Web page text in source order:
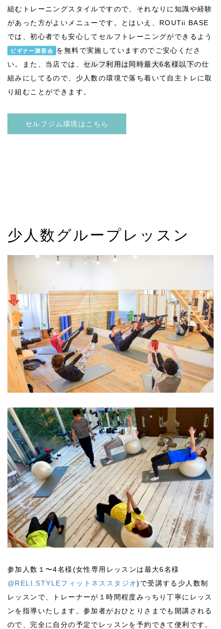
組むトレーニングスタイルですので、それなりに知識や経験
があった方がよいメニューです。とはいえ、ROUTii BASE
では、初心者でも安心してセルフトレーニングができるよう
ビギナー講習会
を無料で実施していますのでご安心くださ
い。また、当店では、 セルフ利用は同時最大6名様以下の仕
組みにしてるので、少人数の環境で落ち着いて自主トレに取
り組むことができます。
セルフジム環境はこちら
少人数グループレッスン
参加人数１〜4名様(女性専用レッスンは最大6名様
@RELI.STYLEフィットネススタジオ)で受講する少人数制
レッスンで、トレーナーが１時間程度みっちり丁寧にレッス
ンを指導いたします。参加者がおひとりさまでも開講される
ので、完全に自分の予定でレッスンを予約できて便利です。